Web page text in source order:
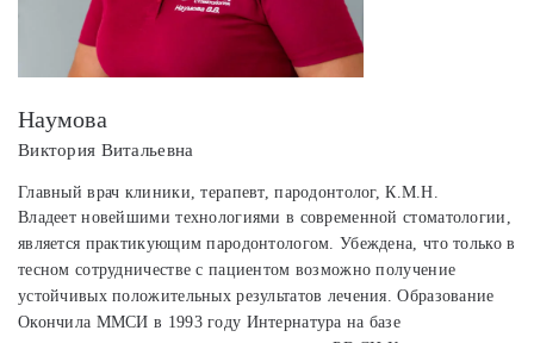
Наумова
Виктория Витальевна
Главный врач клиники, терапевт, пародонтолог, К.М.Н.
Владеет новейшими технологиями в современной стоматологии,
является практикующим пародонтологом. Убеждена, что только в
тесном сотрудничестве с пациентом возможно получение
устойчивых положительных результатов лечения. Образование
Окончила ММСИ в 1993 году Интернатура на базе